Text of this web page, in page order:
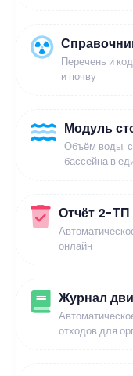
Перечень и
и почву
Модуль
Объём воды,
бассейна в
Отчёт 2-
онлайн
Журнал
отходов для